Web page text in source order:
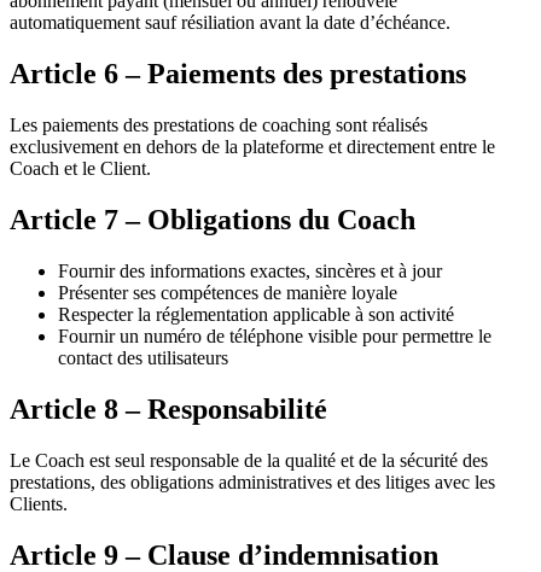
automatiquement sauf résiliation avant la date d’échéance.
Article 6 – Paiements des prestations
Les paiements des prestations de coaching sont réalisés
exclusivement en dehors de la plateforme et directement entre le
Coach et le Client.
Article 7 – Obligations du Coach
Fournir des informations exactes, sincères et à jour
Présenter ses compétences de manière loyale
Respecter la réglementation applicable à son activité
Fournir un numéro de téléphone visible pour permettre le
contact des utilisateurs
Article 8 – Responsabilité
Le Coach est seul responsable de la qualité et de la sécurité des
prestations, des obligations administratives et des litiges avec les
Clients.
Article 9 – Clause d’indemnisation